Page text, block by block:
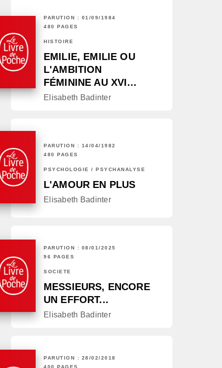
PARUTION : 01/09/1984
480 PAGES
HISTOIRE
EMILIE, EMILIE OU
L'AMBITION
FÉMININE AU XVI…
Elisabeth Badinter
PARUTION : 14/04/1982
480 PAGES
PSYCHOLOGIE / PSYCHANALYSE
L'AMOUR EN PLUS
Elisabeth Badinter
PARUTION : 08/01/2025
96 PAGES
SOCIÉTÉ
MESSIEURS, ENCORE
UN EFFORT...
Elisabeth Badinter
PARUTION : 28/02/2018